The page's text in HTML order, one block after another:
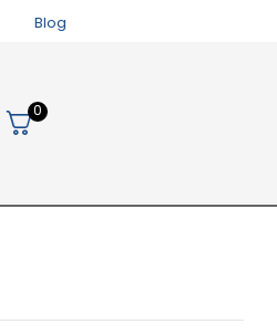
Blog
0